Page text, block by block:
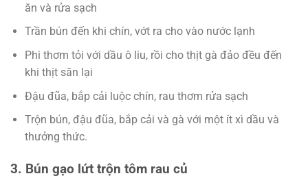
ăn và rửa sạch
Trần bún đến khi chín, vớt ra cho vào nước lạnh
Phi thơm tỏi với dầu ô liu, rồi cho thịt gà đảo đều đến
khi thịt săn lại
Đậu đũa, bắp cải luộc chín, rau thơm rửa sạch
Trộn bún, đậu đũa, bắp cải và gà với một ít xì dầu và
thưởng thức.
3. Bún gạo lứt trộn tôm rau củ